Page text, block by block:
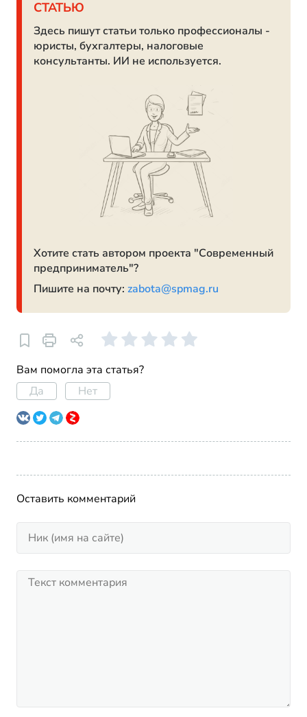
СТАТЬЮ
Здесь пишут статьи только профессионалы -
юристы, бухгалтеры, налоговые
консультанты. ИИ не используется.
Хотите стать автором проекта "Современный
предприниматель"?
Пишите на почту: zabota@spmag.ru
Вам помогла эта статья?
Да
Нет
Оставить комментарий